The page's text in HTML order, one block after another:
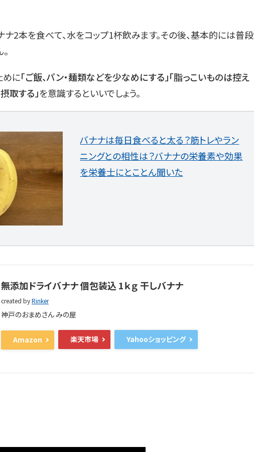
2本を食べて、水をコップ1杯飲みます。その後、基本的には普段
めに「ご飯、パン・麺類などを少なめにする」「脂っこいものは控え
取する」を意識するといいでしょう。
バナナは毎日食べると太る？筋トレやラン
ニングとの相性は？バナナの栄養素や効果
を栄養士にとことん聞いた
無添加ドライバナナ 個包装込 1ｋｇ 干しバナナ
created byRinker
神戸のおまめさん みの屋
Amazon 楽天市場 Yahooショッピング